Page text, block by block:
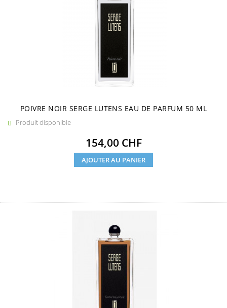
POIVRE NOIR SERGE LUTENS EAU DE PARFUM 50 ML
 Produit disponible
Prix
154,00 CHF
AJOUTER AU PANIER